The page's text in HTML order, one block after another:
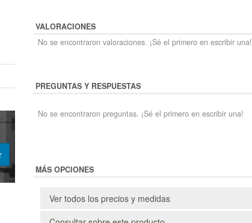
VALORACIONES
No se encontraron valoraciones. ¡Sé el primero en escribir una!
PREGUNTAS Y RESPUESTAS
No se encontraron preguntas. ¡Sé el primero en escribir una!
MÁS OPCIONES
Ver todos los precios y medidas